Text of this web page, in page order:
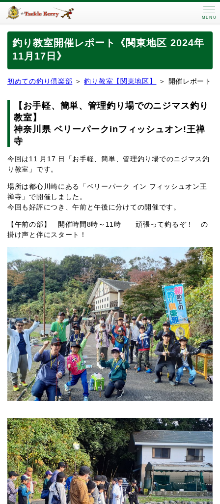
MENU
釣り教室開催レポート《関東地区 2024年
11月17日》
初めての釣り倶楽部 ＞釣り教室【関東地区】 ＞ 開催レポート
【お手軽、簡単、管理釣り場でのニジマス釣り
教室】
神奈川県 ベリーパークinフィッシュオン!王禅
寺
今回は11 月17 日「お手軽、簡単、管理釣り場でのニジマス釣
り教室」です。
場所は都心川崎にある「ベリーパーク イン フィッシュオン王
禅寺」で開催しました。
今回も好評につき、午前と午後に分けての開催です。
【午前の部】 開催時間8時～11時 頑張って釣るぞ！ の
掛け声と伴にスタート！